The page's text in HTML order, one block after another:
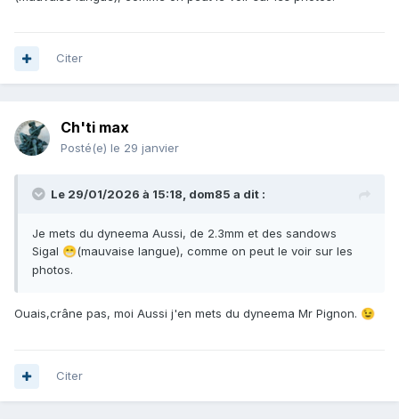
Citer
Ch'ti max
Posté(e) le 29 janvier
Le 29/01/2026 à 15:18, dom85 a dit :
Je mets du dyneema Aussi, de 2.3mm et des sandows
Sigal 😁(mauvaise langue), comme on peut le voir sur les
photos.
Ouais,crâne pas, moi Aussi j'en mets du dyneema Mr Pignon. 😉
Citer